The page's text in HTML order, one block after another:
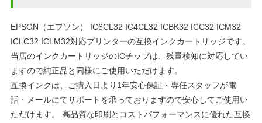
EPSON（エプソン） IC6CL32 IC4CL32 ICBK32 ICC32 ICM32
ICLC32 ICLM32対応プリンターの互換インクカートリッジです。
当店のインクカートリッジのICチップは、残量検知に対応してい
ますので純正品と同様にご使用いただけます。
互換インクは、ご購入日より1年安心保証・専任スタッフが電
話・メールにてサポートを承っておりますので安心してご使用い
ただけます。 高品質な印刷とコストパフォーマンスに優れた互換